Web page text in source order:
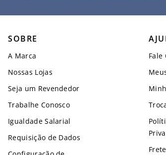
SOBRE
A Marca
Nossas Lojas
Seja um Revendedor
Trabalhe Conosco
Igualdade Salarial
Requisição de Dados
Fale